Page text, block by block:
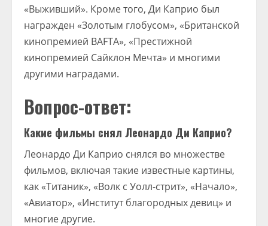
«Выживший». Кроме того, Ди Каприо был
награжден «Золотым глобусом», «Британской
кинопремией BAFTA», «Престижной
кинопремией Сайклон Мечта» и многими
другими наградами.
Вопрос-ответ:
Какие фильмы снял Леонардо Ди Каприо?
Леонардо Ди Каприо снялся во множестве
фильмов, включая такие известные картины,
как «Титаник», «Волк с Уолл-стрит», «Начало»,
«Авиатор», «Институт благородных девиц» и
многие другие.